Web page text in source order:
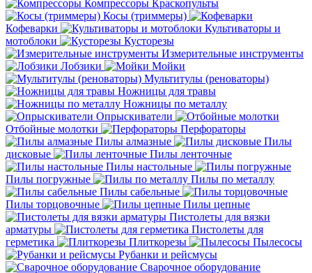
Компрессоры Краскопульты
Косы (триммеры)
Кофеварки
Культиваторы и
мотоблоки
Кусторезы
Измерительные инструменты
Лобзики
Мойки
Мультитулы (реноваторы)
Ножницы для травы
Ножницы по металлу
Опрыскиватели
Отбойные молотки
Перфораторы
Пилы алмазные
Пилы
дисковые
Пилы ленточные
Пилы настольные
Пилы погружные
Пилы по металлу
Пилы сабельные
Пилы торцовочные
Пилы цепные
Пистолеты для вязки
арматуры
Пистолеты для
герметика
Плиткорезы
Пылесосы
Рубанки и рейсмусы
Сварочное оборудование